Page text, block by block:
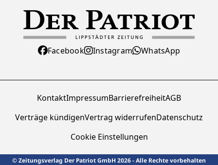
Facebook Instagram WhatsApp
KontaktImpressumBarrierefreiheitAGB
Verträge kündigenVertrag widerrufenDatenschutz
Cookie Einstellungen
© Zeitungsverlag Der Patriot GmbH 2026 - Alle Rechte vorbehalten